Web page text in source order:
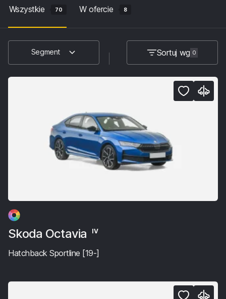
Wszystkie 70 W ofercie 8
Segment Sortuj wg 0
Skoda Octavia IV
Hatchback Sportline [19-]